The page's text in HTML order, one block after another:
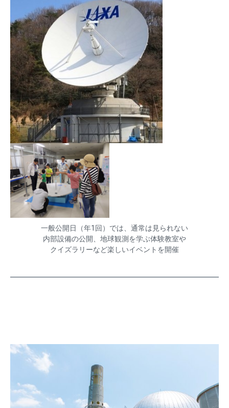
一般公開日（年1回）では、通常は見られない
内部設備の公開、地球観測を学ぶ体験教室や
クイズラリーなど楽しいイベントを開催